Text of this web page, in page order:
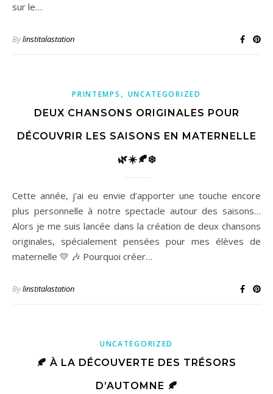
sur le…
Bylinstitalastation
PRINTEMPS , UNCATEGORIZED
DEUX CHANSONS ORIGINALES POUR
DÉCOUVRIR LES SAISONS EN MATERNELLE
🌿☀️🍂❄️
Cette année, j’ai eu envie d’apporter une touche encore
plus personnelle à notre spectacle autour des saisons…
Alors je me suis lancée dans la création de deux chansons
originales, spécialement pensées pour mes élèves de
maternelle 💛 🎶 Pourquoi créer…
Bylinstitalastation
UNCATEGORIZED
🍂 À LA DÉCOUVERTE DES TRÉSORS
D’AUTOMNE 🍂